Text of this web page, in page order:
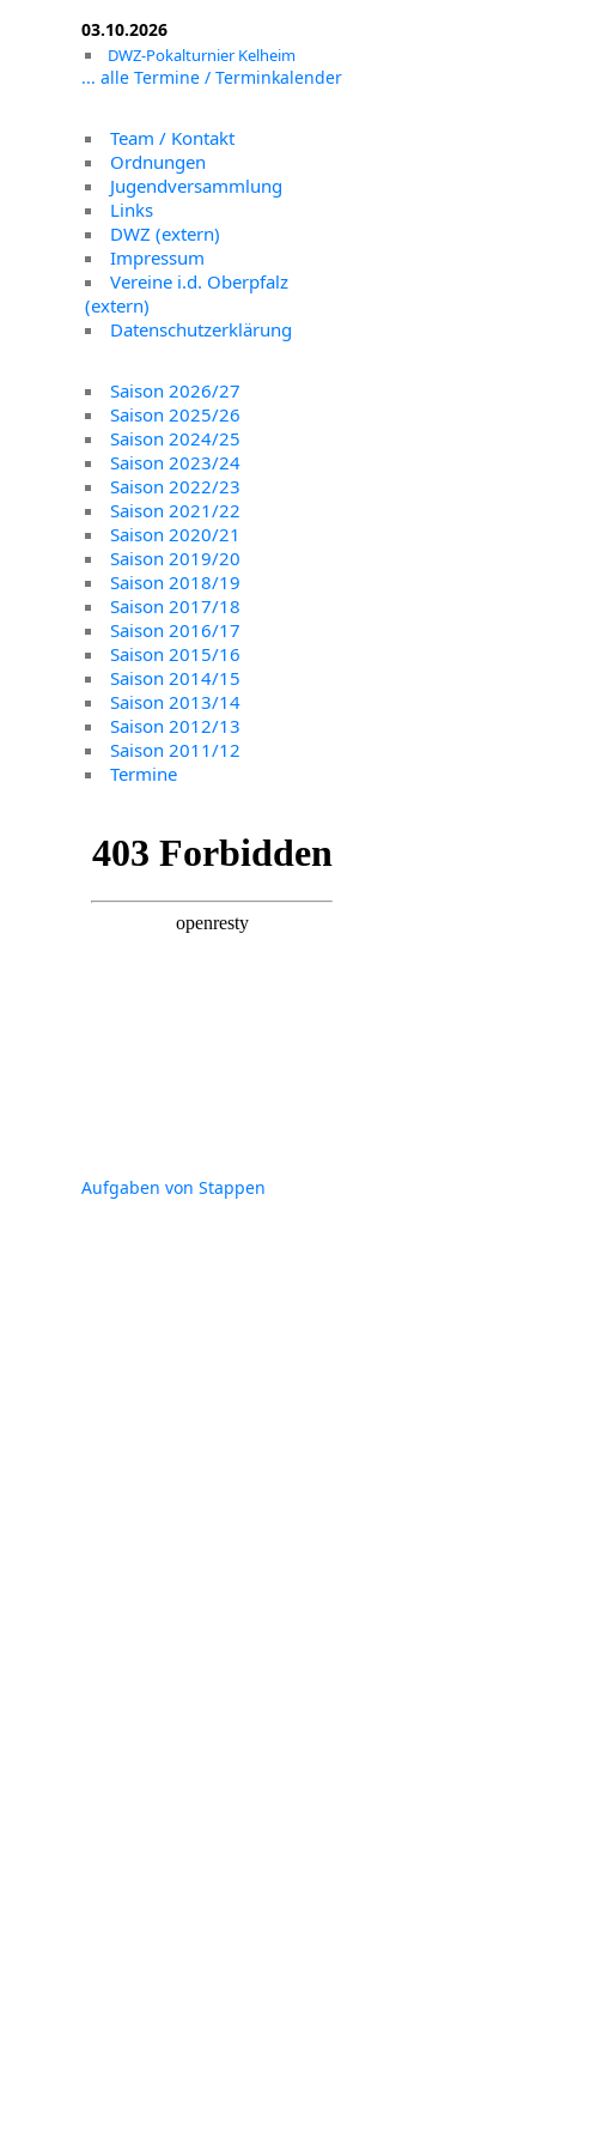
03.10.2026
DWZ-Pokalturnier Kelheim
... alle Termine / Terminkalender
Team / Kontakt
Ordnungen
Jugendversammlung
Links
DWZ (extern)
Impressum
Vereine i.d. Oberpfalz
(extern)
Datenschutzerklärung
Saison 2026/27
Saison 2025/26
Saison 2024/25
Saison 2023/24
Saison 2022/23
Saison 2021/22
Saison 2020/21
Saison 2019/20
Saison 2018/19
Saison 2017/18
Saison 2016/17
Saison 2015/16
Saison 2014/15
Saison 2013/14
Saison 2012/13
Saison 2011/12
Termine
Aufgaben von Stappen